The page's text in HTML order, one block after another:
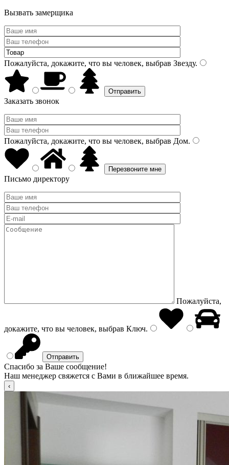
Вызвать замерщика
Пожалуйста, докажите, что вы человек, выбрав Звезду.
Заказать звонок
Пожалуйста, докажите, что вы человек, выбрав Дом.
Письмо директору
Пожалуйста,
докажите, что вы человек, выбрав Ключ.
Спасибо за Ваше сообщение!
Наш менеджер свяжется с Вами в ближайшее время.